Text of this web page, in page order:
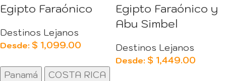
Egipto Faraónico
Destinos Lejanos
Desde: $ 1,099.00
Egipto Faraónico y
Abu Simbel
Destinos Lejanos
Desde: $ 1,449.00
Panamá
COSTA RICA